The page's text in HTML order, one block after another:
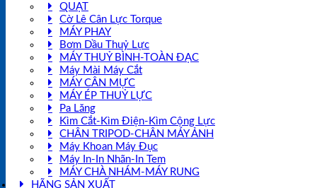
QUẠT
Cờ Lê Cân Lực Torque
MÁY PHAY
Bơm Dầu Thuỷ Lực
MÁY THUỶ BÌNH-TOÀN ĐẠC
Máy Mài Máy Cắt
MÁY CÂN MỰC
MÁY ÉP THUỶ LỰC
Pa Lăng
Kìm Cắt-Kìm Điện-Kìm Cộng Lực
CHÂN TRIPOD-CHÂN MÁY ẢNH
Máy Khoan Máy Đục
Máy In-In Nhãn-In Tem
MÁY CHÀ NHÁM-MÁY RUNG
HÃNG SẢN XUẤT